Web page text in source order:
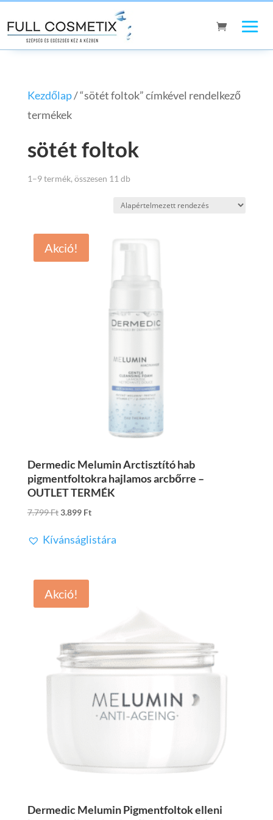
Kezdőlap/ “sötét foltok” címkével rendelkező
termékek
sötét foltok
1–9 termék, összesen 11 db
Akció!
Dermedic Melumin Arctisztító hab
pigmentfoltokra hajlamos arcbőrre –
OUTLET TERMÉK
7.799FtOriginal
was:
3.899 FtCurrent
is:
Kívánságlistára
Akció!
Dermedic Melumin Pigmentfoltok elleni